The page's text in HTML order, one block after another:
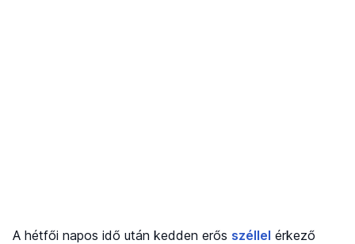
A hétfői napos idő után kedden erős széllel érkező